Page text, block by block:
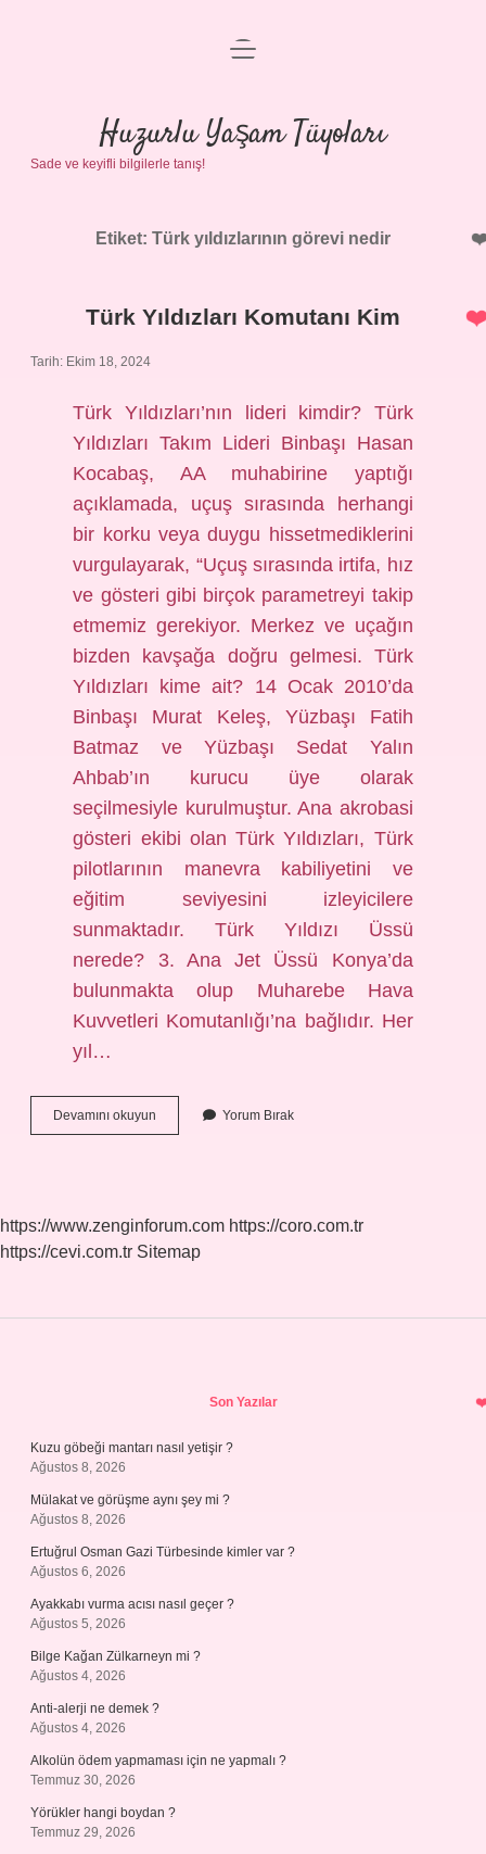
Anasayfa
Gizlilik Politikası
Yasal Uyarı
menüyü
Huzurlu Yaşam Tüyoları
Sade ve keyifli bilgilerle tanış!
Etiket: Türk yıldızlarının görevi nedir
Türk Yıldızları Komutanı Kim
Tarih: Ekim 18, 2024
Türk Yıldızları’nın lideri kimdir? Türk
Yıldızları Takım Lideri Binbaşı Hasan
Kocabaş, AA muhabirine yaptığı
açıklamada, uçuş sırasında herhangi
bir korku veya duygu hissetmediklerini
vurgulayarak, “Uçuş sırasında irtifa, hız
ve gösteri gibi birçok parametreyi takip
etmemiz gerekiyor. Merkez ve uçağın
bizden kavşağa doğru gelmesi. Türk
Yıldızları kime ait? 14 Ocak 2010’da
Binbaşı Murat Keleş, Yüzbaşı Fatih
Batmaz ve Yüzbaşı Sedat Yalın
Ahbab’ın kurucu üye olarak
seçilmesiyle kurulmuştur. Ana akrobasi
gösteri ekibi olan Türk Yıldızları, Türk
pilotlarının manevra kabiliyetini ve
eğitim seviyesini izleyicilere
sunmaktadır. Türk Yıldızı Üssü
nerede? 3. Ana Jet Üssü Konya’da
bulunmakta olup Muharebe Hava
Kuvvetleri Komutanlığı’na bağlıdır. Her
yıl…
Devamını okuyun
Yıldızları
Yorum Bırak
https://www.zenginforum.com https://coro.com.tr
https://cevi.com.tr Sitemap
Son Yazılar
Kuzu göbeği mantarı nasıl yetişir ?
Ağustos 8, 2026
Mülakat ve görüşme aynı şey mi ?
Ağustos 8, 2026
Ertuğrul Osman Gazi Türbesinde kimler var ?
Ağustos 6, 2026
Ayakkabı vurma acısı nasıl geçer ?
Ağustos 5, 2026
Bilge Kağan Zülkarneyn mi ?
Ağustos 4, 2026
Anti-alerji ne demek ?
Ağustos 4, 2026
Alkolün ödem yapmaması için ne yapmalı ?
Temmuz 30, 2026
Yörükler hangi boydan ?
Temmuz 29, 2026